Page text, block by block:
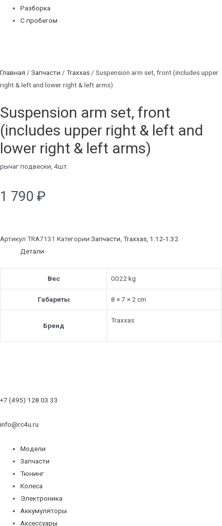
Разборка
С пробегом
Главная / Запчасти / Traxxas / Suspension arm set, front (includes upper
right & left and lower right & left arms)
Suspension arm set, front
(includes upper right & left and
lower right & left arms)
рычаг подвески, 4шт.
1 790 ₽
Артикул TRA7131 Категории Запчасти, Traxxas, 1:12-1:32
Детали
Вес 0022 kg
Габариты 8 × 7 × 2 cm
Бренд
Traxxas
+7 (495) 128 03 33
info@rc4u.ru
Модели
Запчасти
Тюнинг
Колеса
Электроника
Аккумуляторы
Аксессуары